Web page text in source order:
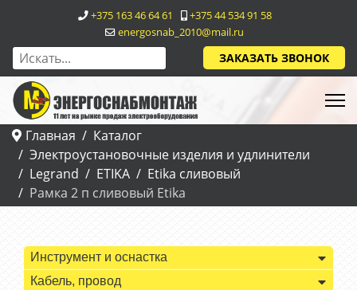
+375 163 46 64 61
+375 44 534 91 58
energosnab_2010@mail.ru
ЗАКАЗАТЬ ЗВОНОК
Главная
Каталог
Электроустановочные изделия и удлинители
Legrand
ETIKA
Etika сливовый
Рамка 2 п сливовый Etika
Инструмент и оснастка
Кабель, провод